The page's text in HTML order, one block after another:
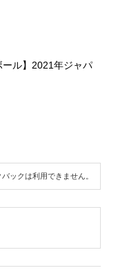
ール】2021年ジャパ
バックは利用できません。